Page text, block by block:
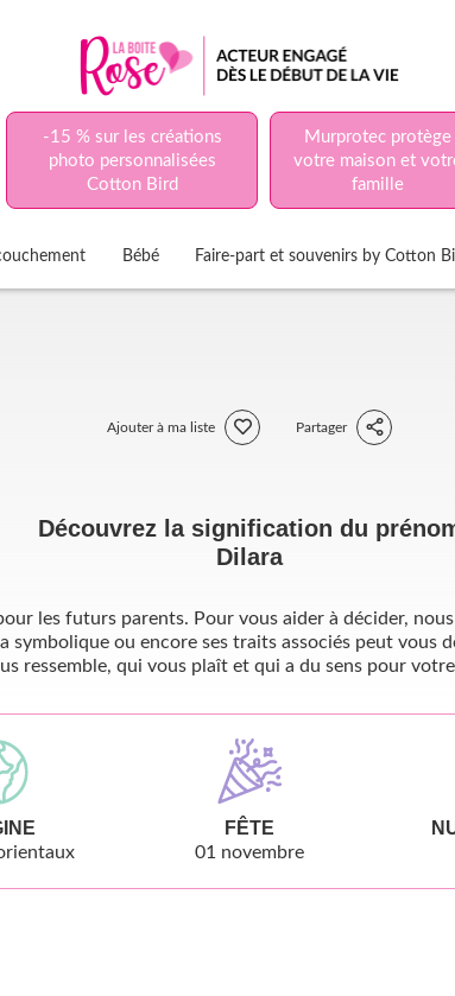
-15 % sur les créations
photo personnalisées
Cotton Bird
Murprotec protège
votre maison et
famille
Bébé Faire-part et souvenirs by Cotton
Ajouter à ma liste Partager
Découvrez la signification du
Dilara
les futurs parents. Pour vous aider à décider,
symbolique ou encore ses traits associés peut vous
ressemble, qui vous plaît et qui a du sens pour
FÊTE
01 novembre